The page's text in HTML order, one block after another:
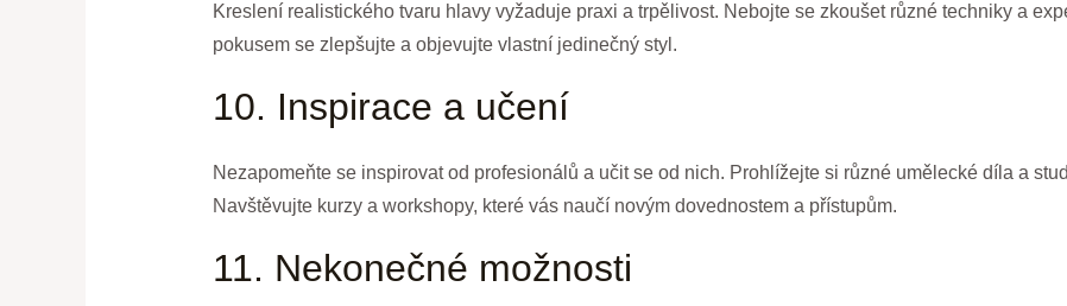
Kreslení realistického tvaru hlavy vyžaduje praxi a trpělivost. Nebojte se zkoušet různé techniky a
pokusem se zlepšujte a objevujte vlastní jedinečný styl.
10. Inspirace a učení
Nezapomeňte se inspirovat od profesionálů a učit se od nich. Prohlížejte si různé umělecké díla a
Navštěvujte kurzy a workshopy, které vás naučí novým dovednostem a přístupům.
11. Nekonečné možnosti